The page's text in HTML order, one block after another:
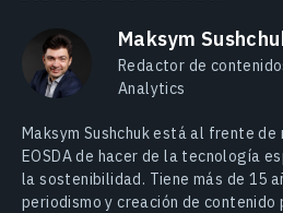
Maksym
Redactor de
Analytics
Maksym Sushchuk está al frente
EOSDA de hacer de la tecnología
la sostenibilidad. Tiene más de 15
periodismo y creación de